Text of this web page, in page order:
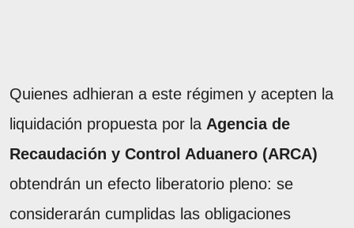
Quienes adhieran a este régimen y acepten la
liquidación propuesta por la Agencia de
Recaudación y Control Aduanero (ARCA)
obtendrán un efecto liberatorio pleno: se
considerarán cumplidas las obligaciones